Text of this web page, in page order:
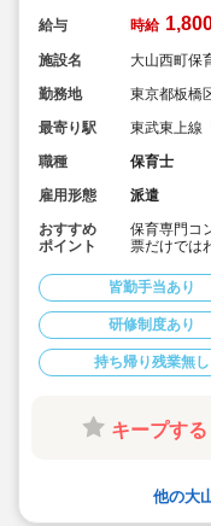
給与 時給
施設名
大山西町保
勤務地
東京都板橋
最寄り駅
東武東上線
職種
保育士
雇用形態
派遣
おすすめ
ポイント
保育専門コ
票だけでは
■板橋区の
です。
■時間固定
■出勤日数
相談くださ
■時給1,700
皆勤手当あり
研修制度あり
持ち帰り残業無し
キープする
他の大